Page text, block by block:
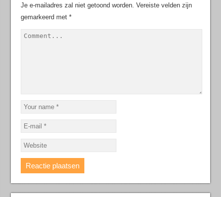
Je e-mailadres zal niet getoond worden. Vereiste velden zijn
gemarkeerd met*